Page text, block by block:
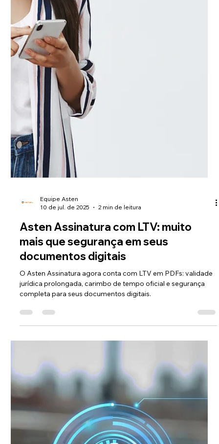
Equipe Asten
21 de jul. de 2025
5 motivos para sua instituição usar o
Asten Antievasão
Identifique sinais de evasão com antecedência e retenha mais
alunos com o Asten Antievasão. Inteligência e dados a favor
da permanência. Se quiser uma versão alternativa com foco
em benefícios estratégicos, aqui vai outra: Reduza evasão,
aumente receita e melhore decisões com o Asten Antievasão.